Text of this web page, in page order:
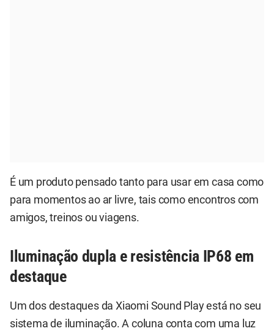
É um produto pensado tanto para usar em casa como
para momentos ao ar livre, tais como encontros com
amigos, treinos ou viagens.
Iluminação dupla e resistência IP68 em
destaque
Um dos destaques da Xiaomi Sound Play está no seu
sistema de iluminação. A coluna conta com uma luz